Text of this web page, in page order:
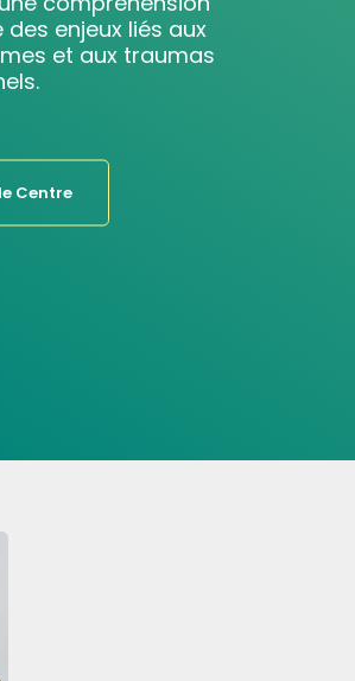
enjeux liés aux
et aux traumas
Centre